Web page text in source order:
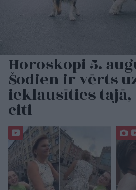
Horoskopi 5.
Šodien ir vērts
ieklausīties tajā,
citi